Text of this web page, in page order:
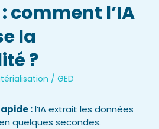
comment l’IA
la
?
/ GED
:l’IA extrait les données
quelques secondes.